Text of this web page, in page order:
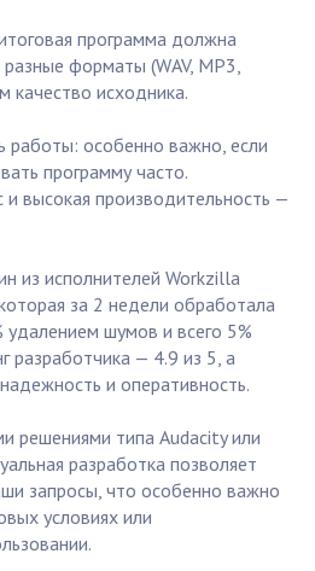
программа должна
форматы (WAV, MP3,
качество исходника.
работы: особенно важно, если
программу часто.
высокая производительность —
из исполнителей Workzilla
за 2 недели обработала
шумов и всего 5%
разработчика — 4.9 из 5, а
и оперативность.
решениями типа Audacity или
разработка позволяет
запросы, что особенно важно
условиях или